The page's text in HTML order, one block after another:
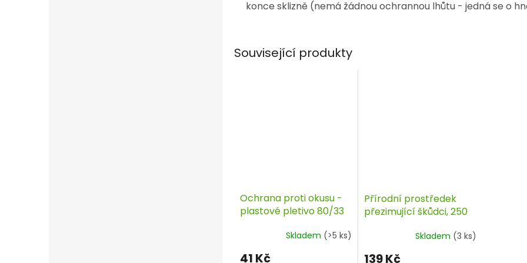
konce sklizně (nemá žádnou ochrannou lhůtu - jedná se o
Související produkty
Ochrana proti okusu -
plastové pletivo 80/33
Skladem (>5 ks)
41 Kč
Přírodní prostředek
přezimující škůdci, 250
Skladem (3 ks)
139 Kč